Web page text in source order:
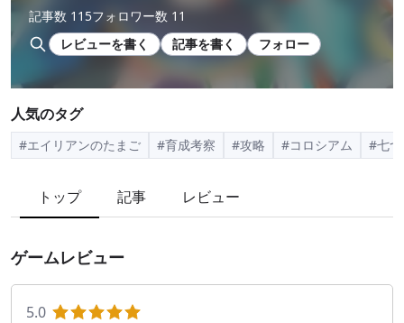
記事数 115フォロワー数 11
レビューを書く
記事を書く フォロー
人気のタグ
#エイリアンのたまご #育成考察 #攻略 #コロシアム #七
トップ 記事 レビュー
ゲームレビュー
5.0